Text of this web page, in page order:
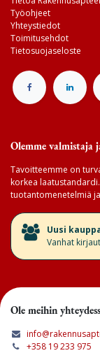
Työohjeet
Yhteystiedot
Toimitusehdot
Tietosuojaseloste
Olemme valmistaja
Tavoitteemme on
korkea
tuotantomenetelmiä
​Uusi
Vanhat
Ole meihin
+358 19 233 975